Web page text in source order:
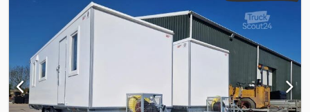
építünk az ÖN igényei szerint. Méretek, felépítmények, belső
kialakítás, színvilág és technikai felszereltség szabadon
választható. Megvalósíthatósággal kapcsolatban kérdése van?
Küldje el igényeit vagy akár egy egyszerű vázlatot, és részletes,
tételes árajánlatot adunk. Kérjük, érdeklődés esetén a 0490-es
számot használja. Dedpfsv T Hnijx Afdjck Műszaki adatok: Az ügyfél
ötleteivel és tapasztalatunkkal építettük ezt az eladó mobil
járművet. Ezek a modellek a mai korban bevált, rugalmas